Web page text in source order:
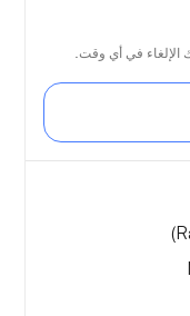
الإلغاء في أي وقت.